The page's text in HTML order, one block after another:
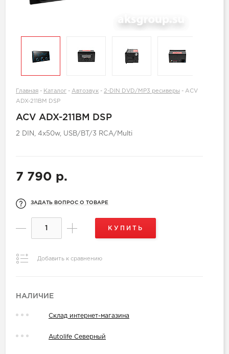
Главная - Каталог - Автозвук - 2-DIN DVD/MP3 ресиверы - ACV
ADX-211BM DSP
ACV ADX-211BM DSP
2 DIN, 4х50w, USB/BT/3 RCA/Multi
7 790 р.
ЗАДАТЬ ВОПРОС О ТОВАРЕ
КУПИТЬ
Добавить к сравнению
НАЛИЧИЕ
Склад интернет-магазина
Autolife Северный